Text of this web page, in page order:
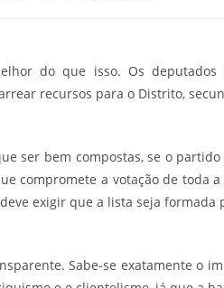
do que isso. Os
recursos para o Distrito,
ser bem compostas, se o
compromete a votação de toda
exigir que a lista seja
Sabe-se exatamente o